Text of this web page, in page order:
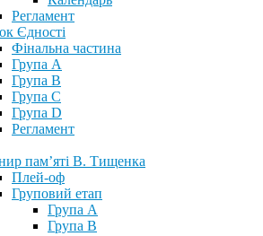
Регламент
Єдності
Фінальна частина
Група А
Група В
Група С
Група D
Регламент
пам’яті В. Тищенка
Плей-оф
Груповий етап
Група А
Група В